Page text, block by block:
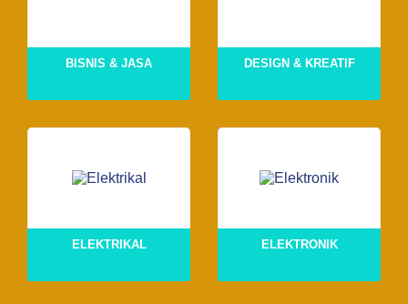
BISNIS & JASA DESIGN & KREATIF
ELEKTRIKAL ELEKTRONIK